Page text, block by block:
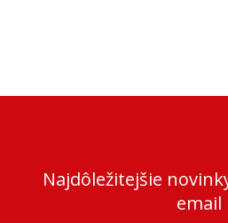
Najdôležitejšie
email